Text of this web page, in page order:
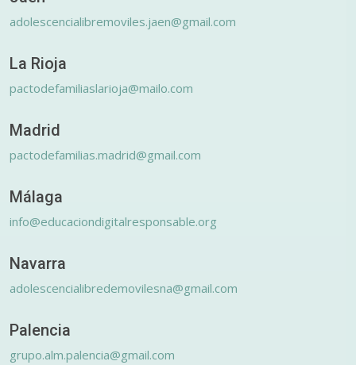
adolescencialibremoviles.jaen@gmail.com
La Rioja
pactodefamiliaslarioja@mailo.com
Madrid
pactodefamilias.madrid@gmail.com
Málaga
info@educaciondigitalresponsable.org
Navarra
adolescencialibredemovilesna@gmail.com
Palencia
grupo.alm.palencia@gmail.com